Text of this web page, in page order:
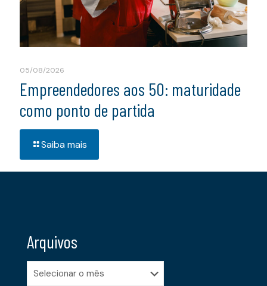
05/08/2026
Empreendedores aos 50: maturidade
como ponto de partida
Saiba mais
Arquivos
Arquivos